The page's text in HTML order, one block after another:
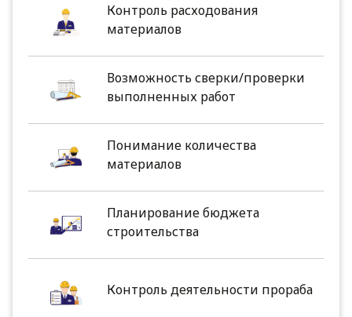
Контроль расходования
материалов
Возможность сверки/проверки
выполненных работ
Понимание количества
материалов
Планирование бюджета
строительства
Контроль деятельности прораба